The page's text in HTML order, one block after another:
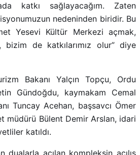
katkı sağlayacağım. Zaten
nedeninden biridir. Bu
Yesevi Kültür Merkezi açmak,
de katkılarımız olur” diye
Bakanı Yalçın Topçu, Ordu
Gündoğdu, kaymakam Cemal
Tuncay Acehan, başsavcı Ömer
müdürü Bülent Demir Arslan, idari
katıldı.